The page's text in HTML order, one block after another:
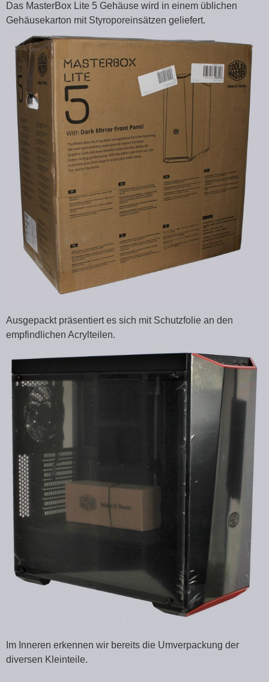
Das MasterBox Lite 5 Gehäuse wird in einem üblichen
Gehäusekarton mit Styroporeinsätzen geliefert.
Ausgepackt präsentiert es sich mit Schutzfolie an den
empfindlichen Acrylteilen.
Im Inneren erkennen wir bereits die Umverpackung der
diversen Kleinteile.